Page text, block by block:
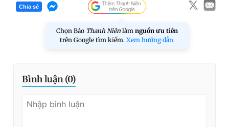
Chia sẻ
Chọn Báo Thanh Niên làm nguồn ưu tiên
trên Google tìm kiếm. Xem hướng dẫn.
Bình luận (0)